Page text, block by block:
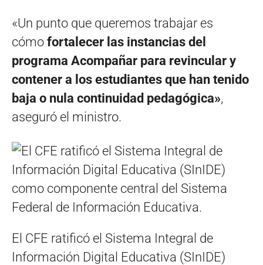
«Un punto que queremos trabajar es
cómo fortalecer las instancias del
programa Acompañar para revincular y
contener a los estudiantes que han tenido
baja o nula continuidad pedagógica»,
aseguró el ministro.
El CFE ratificó el Sistema Integral de
Información Digital Educativa (SInIDE)